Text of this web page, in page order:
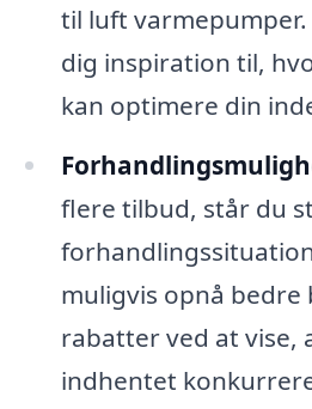
til luft
dig inspiration til,
kan optimere din
flere tilbud, står du
muligvis opnå
rabatter ved at vise,
indhentet